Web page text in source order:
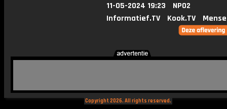
11-05-2024 19:23
NPO2
Informatief.TV
Kook.TV
Copyright 2026. All rights reserved.